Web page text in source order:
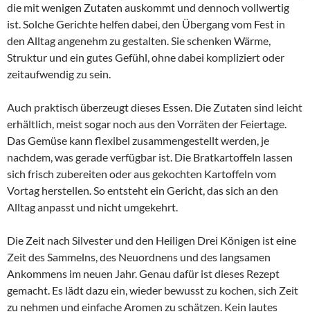
die mit wenigen Zutaten auskommt und dennoch vollwertig
ist. Solche Gerichte helfen dabei, den Übergang vom Fest in
den Alltag angenehm zu gestalten. Sie schenken Wärme,
Struktur und ein gutes Gefühl, ohne dabei kompliziert oder
zeitaufwendig zu sein.
Auch praktisch überzeugt dieses Essen. Die Zutaten sind leicht
erhältlich, meist sogar noch aus den Vorräten der Feiertage.
Das Gemüse kann flexibel zusammengestellt werden, je
nachdem, was gerade verfügbar ist. Die Bratkartoffeln lassen
sich frisch zubereiten oder aus gekochten Kartoffeln vom
Vortag herstellen. So entsteht ein Gericht, das sich an den
Alltag anpasst und nicht umgekehrt.
Die Zeit nach Silvester und den Heiligen Drei Königen ist eine
Zeit des Sammelns, des Neuordnens und des langsamen
Ankommens im neuen Jahr. Genau dafür ist dieses Rezept
gemacht. Es lädt dazu ein, wieder bewusst zu kochen, sich Zeit
zu nehmen und einfache Aromen zu schätzen. Kein lautes